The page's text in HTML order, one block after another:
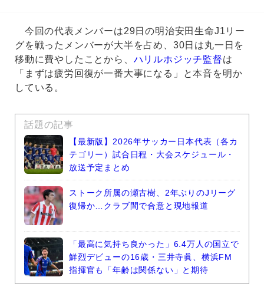
今回の代表メンバーは29日の明治安田生命J1リー
グを戦ったメンバーが大半を占め、30日は丸一日を
移動に費やしたことから、 ハリルホジッチ監督は
「まずは疲労回復が一番大事になる」と本音を明か
している。
話題の記事
【最新版】2026年サッカー日本代表（各カ
テゴリー）試合日程・大会スケジュール・
放送予定まとめ
ストーク所属の瀬古樹、2年ぶりのJリーグ
復帰か…クラブ間で合意と現地報道
「最高に気持ち良かった」6.4万人の国立で
鮮烈デビューの16歳・三井寺眞、横浜FM
指揮官も「年齢は関係ない」と期待